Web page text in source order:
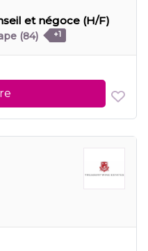
et négoce (H/F)
(84) +1